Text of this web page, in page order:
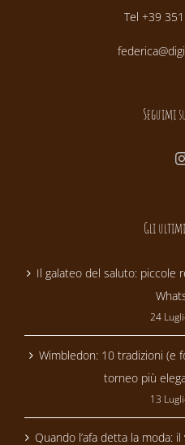
Tel +39
Seguimi
Gli
Il galateo del saluto: piccole
24
Wimbledon: 10 tradizioni (e
torneo più
13
Quando l’afa detta la moda: